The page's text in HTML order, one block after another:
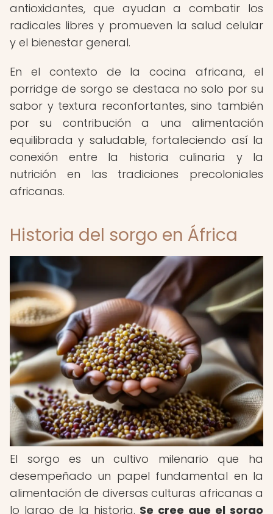
antioxidantes, que ayudan a combatir los
radicales libres y promueven la salud celular
y el bienestar general.
En el contexto de la cocina africana, el
porridge de sorgo se destaca no solo por su
sabor y textura reconfortantes, sino también
por su contribución a una alimentación
equilibrada y saludable, fortaleciendo así la
conexión entre la historia culinaria y la
nutrición en las tradiciones precoloniales
africanas.
Historia del sorgo en África
El sorgo es un cultivo milenario que ha
desempeñado un papel fundamental en la
alimentación de diversas culturas africanas a
lo largo de la historia. Se cree que el sorgo